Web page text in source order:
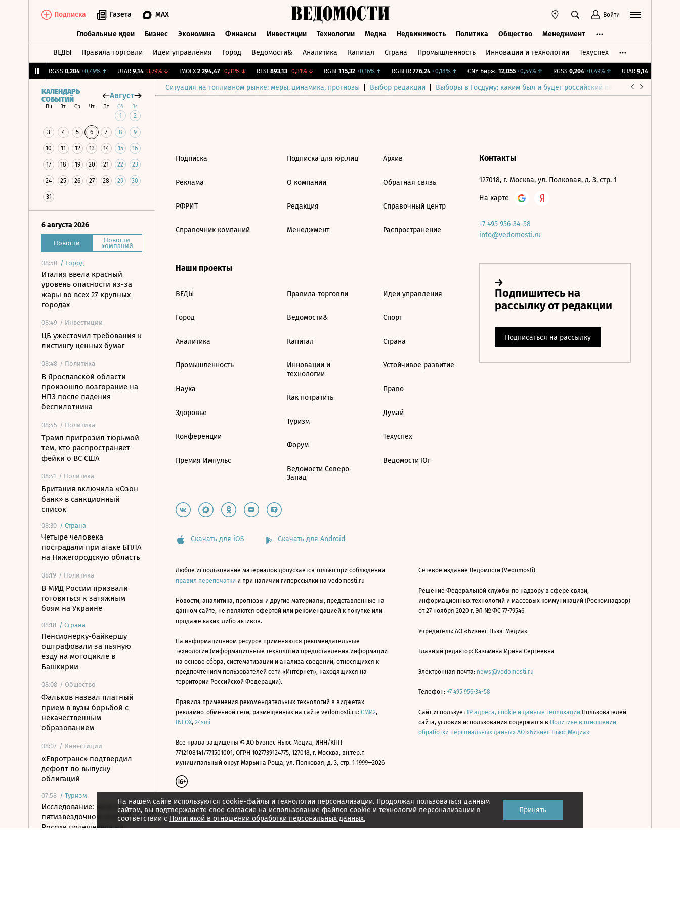
Подписка Газета MAX Войти
Глобальные идеи Бизнес Экономика Финансы Инвестиции Технологии Медиа Недвижимость Политика Общество Менеджмент
ВЕДЫ Правила торговли Идеи управления Город Ведомости& Аналитика Капитал Страна Промышленность Инновации и технологии Техуспех
RGSS 0,204 +0,49%↑ UTAR 9,14 -3,79%↓ IMOEX 2 294,47 -0,31%↓ RTSI 893,13 -0,31%↓ RGBI 115,32 +0,16%↑ RGBITR 776,24 +0,18%↑ CNY Бирж. 12,055 +0,54%↑ RGSS 0,204 +0,49%↑ UTAR 9,14 -3,79%
Ситуация на топливном рынке: меры, динамика, прогнозы Выбор редакции Выборы в Госдуму: каким был и будет российский парламент
КАЛЕНДАРЬ
СОБЫТИЙ
Август
Пн Вт Ср Чт Пт Сб Вс
1 2
3 4 5 6 7 8 9
10 11 12 13 14 15 16
17 18 19 20 21 22 23
24 25 26 27 28 29 30
31
6 августа 2026
Новости Новости
компаний
08:50 / Город
Италия ввела красный
уровень опасности из-за
жары во всех 27 крупных
городах
08:49 / Инвестиции
ЦБ ужесточил требования к
листингу ценных бумаг
08:48 / Политика
В Ярославской области
произошло возгорание на
НПЗ после падения
беспилотника
08:45 / Политика
Трамп пригрозил тюрьмой
тем, кто распространяет
фейки о ВС США
08:41 / Политика
Британия включила «Озон
банк» в санкционный
список
08:30 / Страна
Четыре человека
пострадали при атаке БПЛА
на Нижегородскую область
08:19 / Политика
В МИД России призвали
готовиться к затяжным
боям на Украине
08:18 / Страна
Пенсионерку-байкершу
оштрафовали за пьяную
езду на мотоцикле в
Башкирии
08:08 / Общество
Фальков назвал платный
прием в вузы борьбой с
некачественным
образованием
08:07 / Инвестиции
«Евротранс» подтвердил
дефолт по выпуску
облигаций
07:58 / Туризм
Исследование: ночь в
пятизвездочном отеле в
России подешевела на
На нашем сайте используются cookie-файлы и технологии персонализации. Продолжая пользоваться данным
сайтом, вы подтверждаете свое согласие на использование файлов cookie и технологий персонализации в
соответствии с Политикой в отношении обработки персональных данных.
Принять
Подписка
Реклама
РФРИТ
Справочник компаний
Подписка для юр.лиц
О компании
Редакция
Менеджмент
Архив
Обратная связь
Справочный центр
Распространение
Наши проекты
ВЕДЫ
Город
Аналитика
Промышленность
Наука
Здоровье
Конференции
Премия Импульс
Правила торговли
Ведомости&
Капитал
Инновации и
технологии
Как потратить
Туризм
Форум
Ведомости Северо-
Запад
Идеи управления
Спорт
Страна
Устойчивое развитие
Право
Думай
Техуспех
Ведомости Юг
Контакты
127018, г. Москва, ул. Полковая, д. 3, стр. 1
На карте
+7 495 956-34-58
info@vedomosti.ru
Скачать для iOS Скачать для Android
Любое использование материалов допускается только при соблюдении
правил перепечатки и при наличии гиперссылки на vedomosti.ru
Новости, аналитика, прогнозы и другие материалы, представленные на
данном сайте, не являются офертой или рекомендацией к покупке или
продаже каких-либо активов.
На информационном ресурсе применяются рекомендательные
технологии (информационные технологии предоставления информации
на основе сбора, систематизации и анализа сведений, относящихся к
предпочтениям пользователей сети «Интернет», находящихся на
территории Российской Федерации).
Правила применения рекомендательных технологий в виджетах
рекламно-обменной сети, размещенных на сайте vedomosti.ru: СМИ2,
INFOX, 24smi
Все права защищены © АО Бизнес Ньюс Медиа, ИНН/КПП
7712108141/771501001, ОГРН 1027739124775, 127018, г. Москва, вн.тер.г.
муниципальный округ Марьина Роща, ул. Полковая, д. 3, стр. 1 1999—2026
Сетевое издание Ведомости (Vedomosti)
Решение Федеральной службы по надзору в сфере связи,
информационных технологий и массовых коммуникаций (Роскомнадзор)
от 27 ноября 2020 г. ЭЛ № ФС 77-79546
Учредитель: АО «Бизнес Ньюс Медиа»
Главный редактор: Казьмина Ирина Сергеевна
Электронная почта: news@vedomosti.ru
Телефон: +7 495 956-34-58
Сайт использует IP адреса, cookie и данные геолокации Пользователей
сайта, условия использования содержатся в Политике в отношении
обработки персональных данных АО «Бизнес Ньюс Медиа»